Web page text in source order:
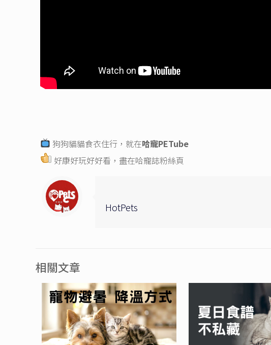
狗狗貓貓食衣住行，就在哈寵PETube
好康好玩好好看，盡在哈寵誌粉絲頁
HotPets
相關文章